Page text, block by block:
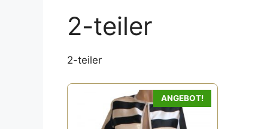
2-teiler
2-teiler
ANGEBOT!